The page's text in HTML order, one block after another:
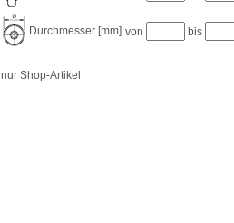
Durchmesser [mm] von bis
nur Shop-Artikel